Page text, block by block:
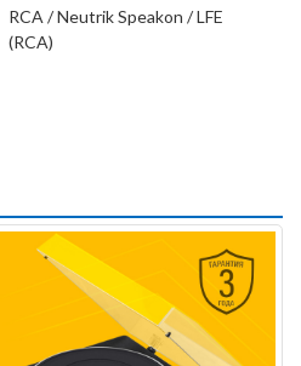
RCA / Neutrik Speakon / LFE
(RCA)